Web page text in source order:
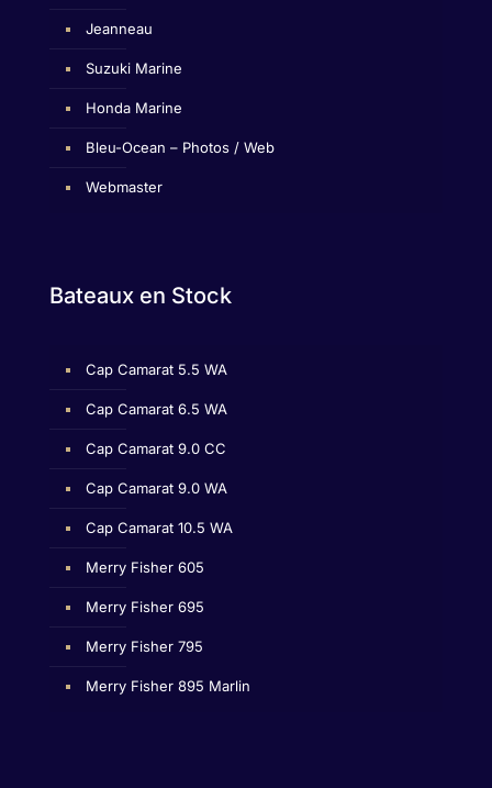
Jeanneau
Suzuki Marine
Honda Marine
Bleu-Ocean – Photos / Web
Webmaster
Bateaux en Stock
Cap Camarat 5.5 WA
Cap Camarat 6.5 WA
Cap Camarat 9.0 CC
Cap Camarat 9.0 WA
Cap Camarat 10.5 WA
Merry Fisher 605
Merry Fisher 695
Merry Fisher 795
Merry Fisher 895 Marlin